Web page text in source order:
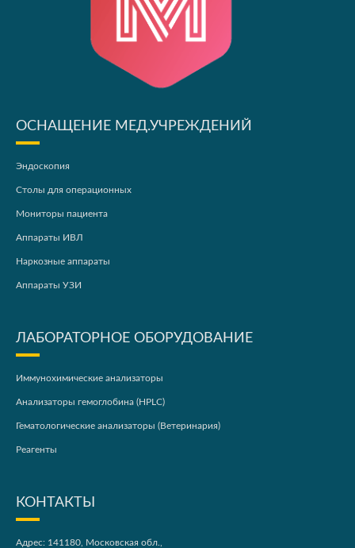
ОСНАЩЕНИЕ МЕД.УЧРЕЖДЕНИЙ
Эндоскопия
Столы для операционных
Мониторы пациента
Аппараты ИВЛ
Наркозные аппараты
Аппараты УЗИ
ЛАБОРАТОРНОЕ ОБОРУДОВАНИЕ
Иммунохимические анализаторы
Анализаторы гемоглобина (HPLC)
Гематологические анализаторы (Ветеринария)
Реагенты
КОНТАКТЫ
Адрес: 141180, Московская обл.,